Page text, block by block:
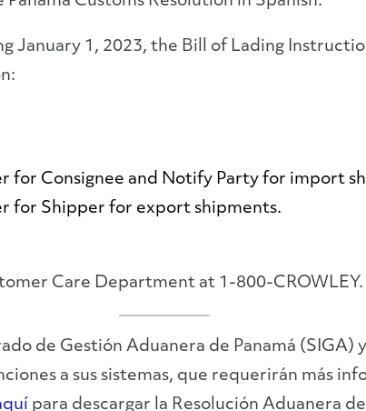
January 1, 2023, the Bill of Lading
for Consignee and Notify Party for import
for Shipper for export shipments.
Care Department at 1-800-
de Gestión Aduanera de Panamá
a sus sistemas, que requerirán más
para descargar la Resolución Aduanera